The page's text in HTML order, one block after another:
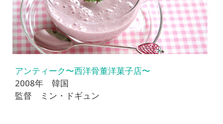
アンティーク〜西洋骨董洋菓子店〜
2008年 韓国
監督 ミン・ドギュン